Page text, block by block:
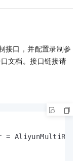
接口，并配置录制参
文档。接口链接请
=